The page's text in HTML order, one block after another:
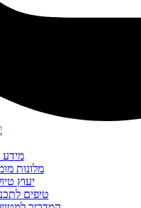
מידע
מלונות
יעוץ
טיפים